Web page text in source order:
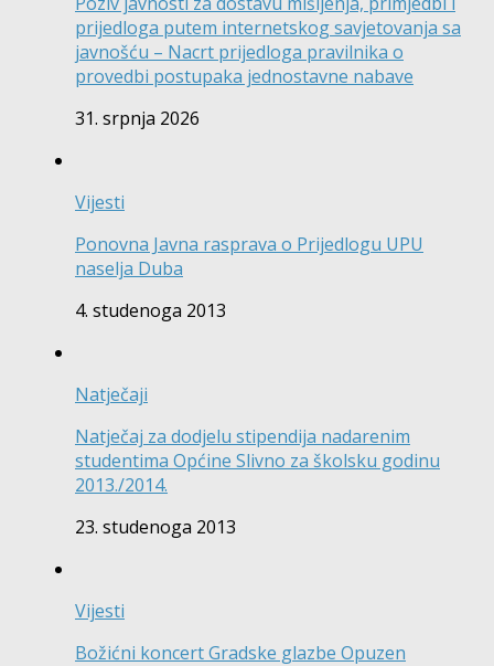
prijedloga putem internetskog savjetovanja sa
javnošću – Nacrt prijedloga pravilnika o
provedbi postupaka jednostavne nabave
31. srpnja 2026
Vijesti
Ponovna Javna rasprava o Prijedlogu UPU
naselja Duba
4. studenoga 2013
Natječaji
Natječaj za dodjelu stipendija nadarenim
studentima Općine Slivno za školsku godinu
2013./2014.
23. studenoga 2013
Vijesti
Božićni koncert Gradske glazbe Opuzen